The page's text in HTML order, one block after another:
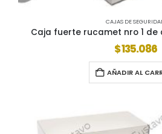
CAJAS DE
Caja fuerte rucamet nro 1 de
$135.086
AÑADIR AL